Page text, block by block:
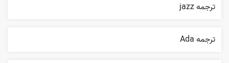
ترجمه jazz
ترجمه Ada